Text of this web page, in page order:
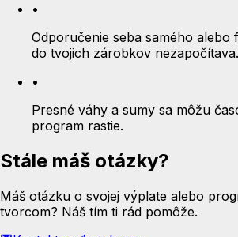
•
Odporučenie seba samého alebo
do tvojich zárobkov nezapočítava.
•
Presné váhy a sumy sa môžu
program rastie.
Stále máš otázky?
Máš otázku o svojej výplate alebo
tvorcom? Náš tím ti rád pomôže.